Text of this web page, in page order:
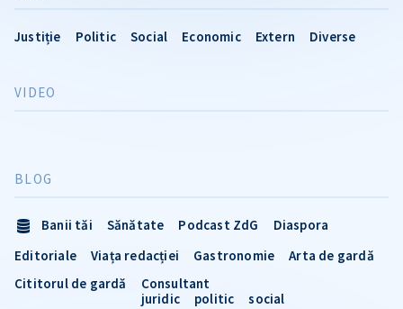
Justiție Politic Social Economic Extern Diverse
VIDEO
BLOG
Banii tăi Sănătate Podcast ZdG
Diaspora
Editoriale
Viața redacției Gastronomie
Arta de gardă
Cititorul de gardă
Consultant
juridic
politic social